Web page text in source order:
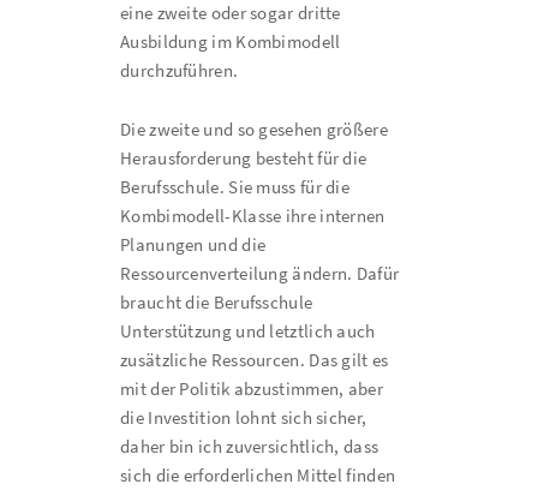
eine zweite oder sogar dritte
Ausbildung im Kombimodell
durchzuführen.
Die zweite und so gesehen größere
Herausforderung besteht für die
Berufsschule. Sie muss für die
Kombimodell-Klasse ihre internen
Planungen und die
Ressourcenverteilung ändern. Dafür
braucht die Berufsschule
Unterstützung und letztlich auch
zusätzliche Ressourcen. Das gilt es
mit der Politik abzustimmen, aber
die Investition lohnt sich sicher,
daher bin ich zuversichtlich, dass
sich die erforderlichen Mittel finden